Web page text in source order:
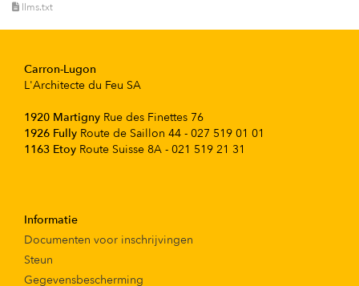
llms.txt
Carron-Lugon
L'Architecte du Feu SA
1920 Martigny Rue des Finettes 76
1926 Fully Route de Saillon 44 - 027 519 01 01
1163 Etoy Route Suisse 8A - 021 519 21 31
Informatie
Documenten voor inschrijvingen
Steun
Gegevensbescherming